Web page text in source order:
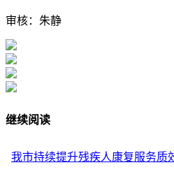
审核：朱静
继续阅读
我市持续提升残疾人康复服务质